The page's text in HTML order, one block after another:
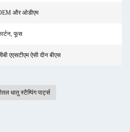
और ओडीएम
फूस
एएसटीएम ऐसी दीन बीएस
धातु स्टैम्पिंग पार्ट्स